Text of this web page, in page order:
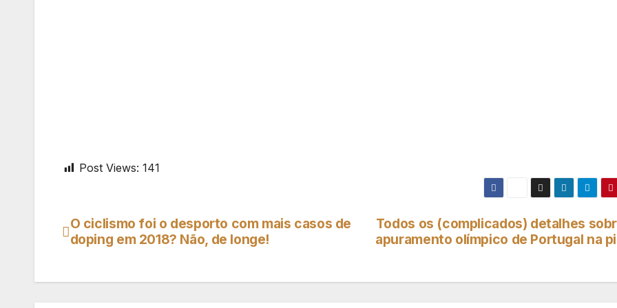
Post Views: 141
Navegação
artigos
Todos os (complicados) detalhes
apuramento olímpico de Portugal na
O ciclismo foi o desporto com mais casos de
doping em 2018? Não, de longe!